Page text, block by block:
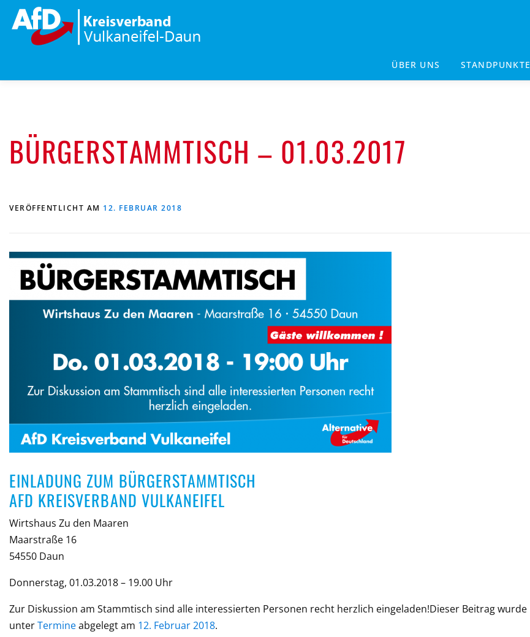
Zum
Inhalt
springen
ÜBER UNS STANDPUNKTE
BÜRGERSTAMMTISCH – 01.03.2017
VERÖFFENTLICHT AM 12. FEBRUAR 2018
EINLADUNG ZUM BÜRGERSTAMMTISCH
AFD KREISVERBAND VULKANEIFEL
Wirtshaus Zu den Maaren
Maarstraße 16
54550 Daun
Donnerstag, 01.03.2018 – 19.00 Uhr
Zur Diskussion am Stammtisch sind alle interessierten Personen recht herzlich eingeladen!Dieser Beitrag wurde
unterTermineabgelegt am 12. Februar 2018.